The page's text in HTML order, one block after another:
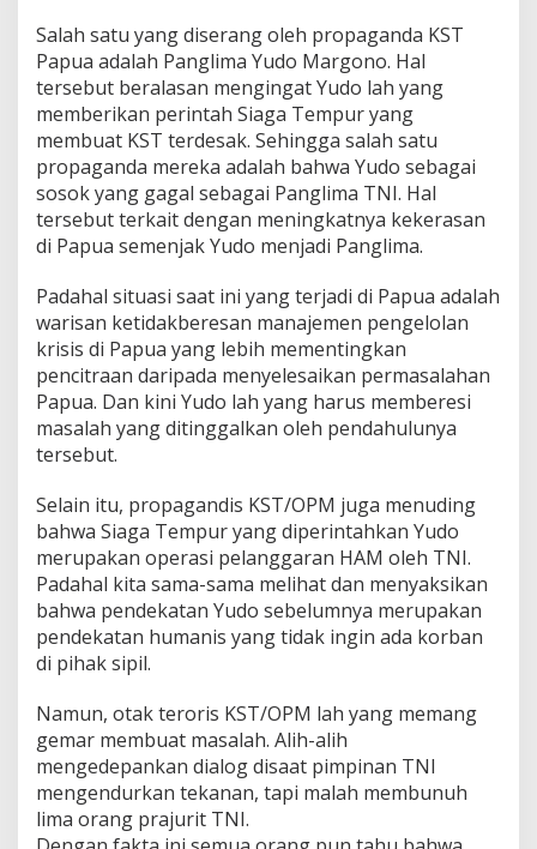
Salah satu yang diserang oleh propaganda KST
Papua adalah Panglima Yudo Margono. Hal
tersebut beralasan mengingat Yudo lah yang
memberikan perintah Siaga Tempur yang
membuat KST terdesak. Sehingga salah satu
propaganda mereka adalah bahwa Yudo sebagai
sosok yang gagal sebagai Panglima TNI. Hal
tersebut terkait dengan meningkatnya kekerasan
di Papua semenjak Yudo menjadi Panglima.
Padahal situasi saat ini yang terjadi di Papua adalah
warisan ketidakberesan manajemen pengelolan
krisis di Papua yang lebih mementingkan
pencitraan daripada menyelesaikan permasalahan
Papua. Dan kini Yudo lah yang harus memberesi
masalah yang ditinggalkan oleh pendahulunya
tersebut.
Selain itu, propagandis KST/OPM juga menuding
bahwa Siaga Tempur yang diperintahkan Yudo
merupakan operasi pelanggaran HAM oleh TNI.
Padahal kita sama-sama melihat dan menyaksikan
bahwa pendekatan Yudo sebelumnya merupakan
pendekatan humanis yang tidak ingin ada korban
di pihak sipil.
Namun, otak teroris KST/OPM lah yang memang
gemar membuat masalah. Alih-alih
mengedepankan dialog disaat pimpinan TNI
mengendurkan tekanan, tapi malah membunuh
lima orang prajurit TNI.